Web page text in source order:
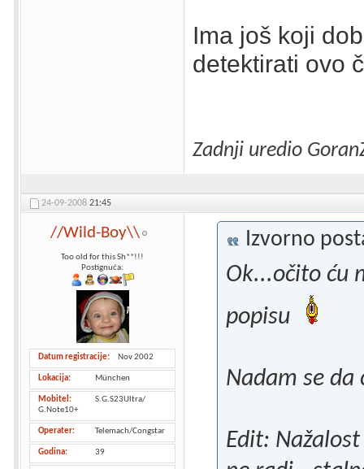
Ima još koji
detektirati ovo
Zadnji uredio
24-09-2008 21:45
//Wild-Boy\\
Too old for this Sh**!!!
Postignuća:
Datum registracije Nov 2002
Lokacija München
Mobitel
S.G.S23Ultra/
G.Note10+
Operater Telemach/Congstar
Godina 39
Izvorno
Ok...očito ću
popisu
Nadam se da
Edit: